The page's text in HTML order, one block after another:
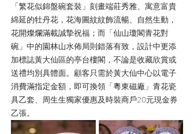
「繁花似錦盤碗套裝」刻畫端莊秀雅、寓意富貴
綿延的牡丹花，花海圖紋紋飾流暢、自然生動，
花開燦爛滿載誠摯祝福；而「仙山瓊閣青花對
碗」中的園林山水佈局則錯落有致，設計中更添
加標誌黃大仙區的亭台樓閣，不論是收藏欣賞或
送禮均別具體面。顧客只需於黃大仙中心以電子
消費滿指定金額，即可換領「粵東磁廠」青花瓷
具乙套、周生生獨家優惠及時裝商戶20元現金券
乙張。